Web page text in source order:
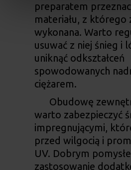
preparatem
materiału, z którego
wykonana. Warto
usuwać z niej śnieg i
uniknąć odkształceń
spowodowanych
ciężarem.
Obudowę
warto zabezpieczyć
impregnującymi,
przed wilgocią i
UV. Dobrym
zastosowanie